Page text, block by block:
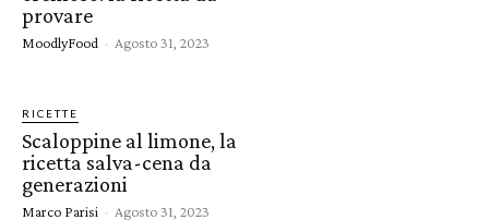
provare
MoodlyFood - Agosto 31, 2023
RICETTE
Scaloppine al limone, la
ricetta salva-cena da
generazioni
Marco Parisi - Agosto 31, 2023